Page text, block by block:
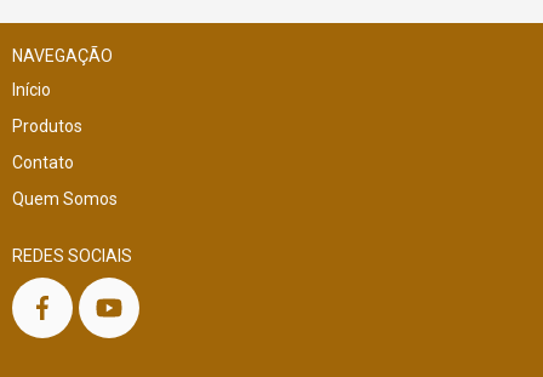
NAVEGAÇÃO
Início
Produtos
Contato
Quem Somos
REDES SOCIAIS